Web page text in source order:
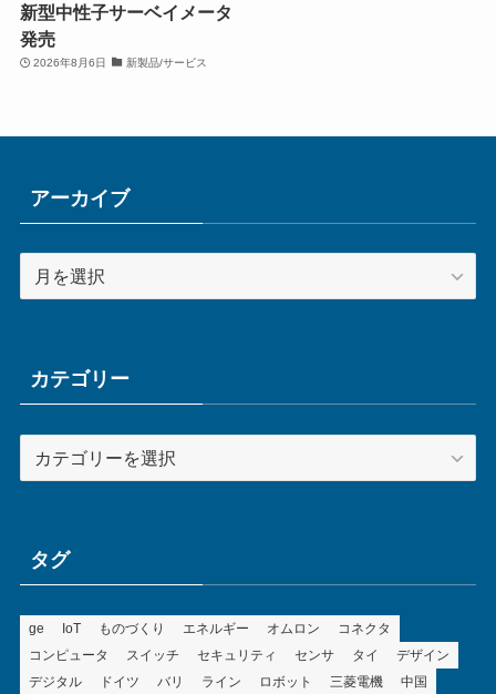
新型中性子サーベイメータ
発売
2026年8月6日 新製品/サービス
アーカイブ
ー
ブカテゴリー
テ
ータグ
ge IoT ものづくり エネルギー オムロン
コネクタ
コンピュータ
スイッチ セキュリティ センサ タイ
デザイン
デジタル
ドイツ バリ ライン ロボット 三菱電機 中国